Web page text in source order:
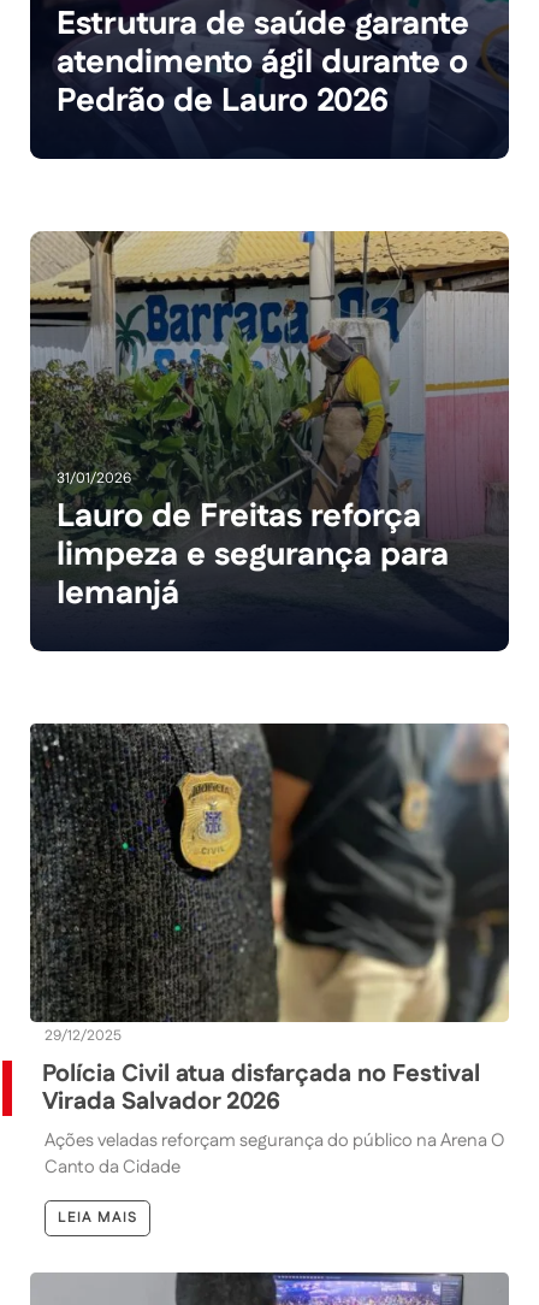
Estrutura de saúde garante
atendimento ágil durante o
Pedrão de Lauro 2026
31/01/2026
Lauro de Freitas reforça
limpeza e segurança para
Iemanjá
29/12/2025
Polícia Civil atua disfarçada no Festival
Virada Salvador 2026
Ações veladas reforçam segurança do público na Arena O
Canto da Cidade
LEIA MAIS